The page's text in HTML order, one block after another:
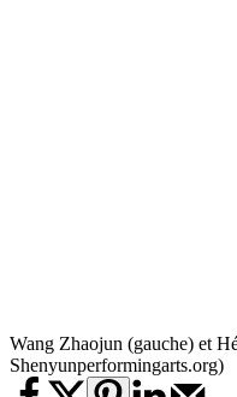
Wang Zhaojun (gauche) et
Shenyunperformingarts.org)